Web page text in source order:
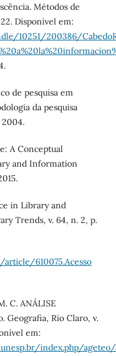
Métodos de
Disponível em:
10251/200386/
de pesquisa em
da pesquisa
2004.
A Conceptual
and Information
in Library and
Trends, v. 64, n. 2, p.
610075.Acesso
C. ANÁLISE
Geografia, Rio Claro, v.
em:
index.php/